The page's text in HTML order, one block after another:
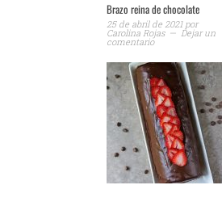
Brazo reina de chocolate
25 de abril de 2021por
Carolina Rojas Dejar un
comentario